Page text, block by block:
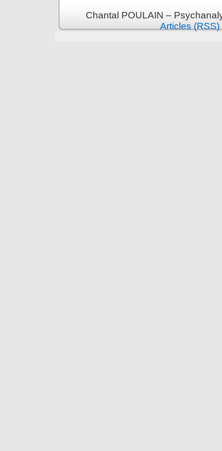
Chantal POULAIN –
Articles (RSS)